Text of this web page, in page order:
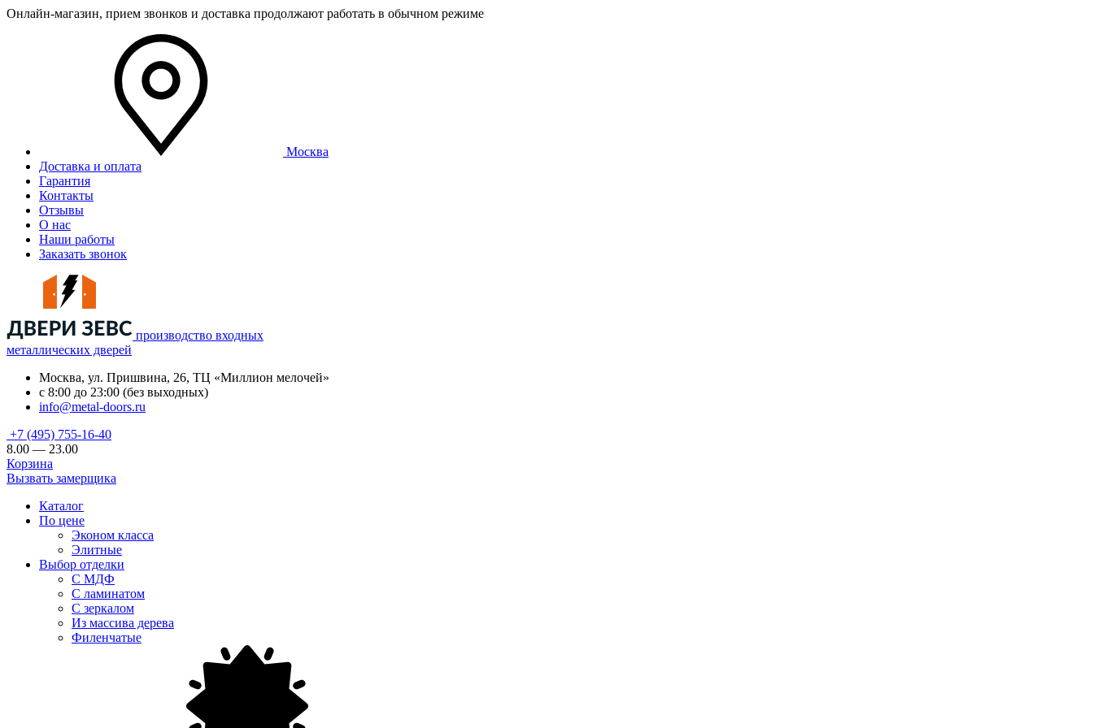
Онлайн-магазин, прием звонков и доставка продолжают работать в обычном режиме
Москва
Доставка и оплата
Гарантия
Контакты
Отзывы
О нас
Наши работы
Заказать звонок
производство входных
металлических дверей
Москва, ул. Пришвина, 26, ТЦ «Миллион мелочей»
с 8:00 до 23:00 (без выходных)
info@metal-doors.ru
+7 (495) 755-16-40
8.00 — 23.00
Корзина
Вызвать замерщика
Каталог
По цене
Эконом класса
Элитные
Выбор отделки
С МДФ
С ламинатом
С зеркалом
Из массива дерева
Филенчатые